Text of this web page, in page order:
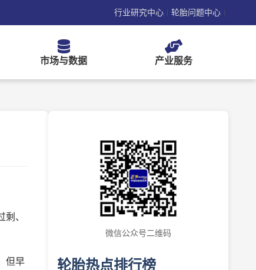
行业研究中心 | 轮胎问题中心 |
市场与数据 产业服务
、
但早
微信公众号二维码
轮胎热点排行榜